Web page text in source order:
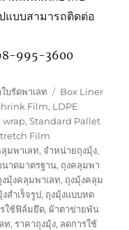
แบบสามารถติดต่อ
995-3600
บรัดพาเลท Tags
Box Liner
Film, LDPE
wrap,Standard Pallet
Film
มพาเลท, จำหน่ายถุงมุ้ง,
าดมาตรฐาน, ถุงคลุมพา
งมุ้งคลุมพาเลท, ถุงมุ้งคลุม
งสำเร็จรูป, ถุงมุ้งแบบหด
ใช้ฟิล์มยึด, ผ้าตาข่ายพัน
ท,ราคาถุงมุ้ง, ลดการใช้